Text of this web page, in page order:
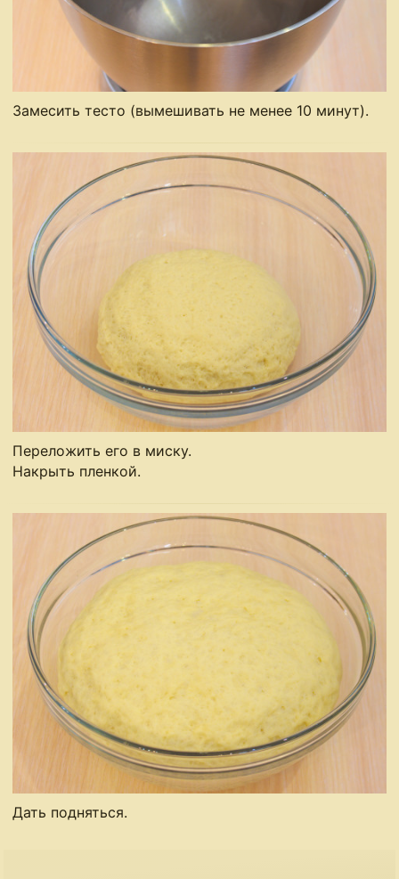
Замесить тесто (вымешивать не менее 10 минут).
Переложить его в миску.
Накрыть пленкой.
Дать подняться.